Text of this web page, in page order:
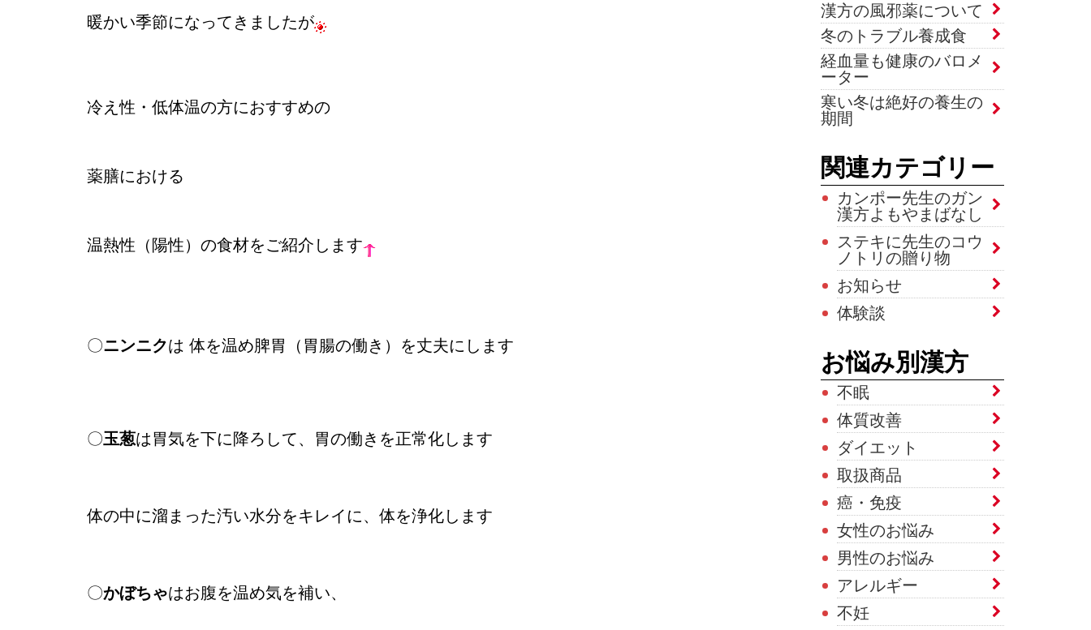
暖かい季節になってきましたが
冷え性・低体温の方におすすめの
薬膳における
温熱性（陽性）の食材をご紹介します
〇ニンニクは 体を温め脾胃（胃腸の働き）を丈夫にします
〇玉葱は胃気を下に降ろして、胃の働きを正常化します
体の中に溜まった汚い水分をキレイに、体を浄化します
〇かぼちゃはお腹を温め気を補い、
漢方の風邪薬について
冬のトラブル養成食
経血量も健康のバロメ
ーター
寒い冬は絶好の養生の
期間
関連カテゴリー
カンポー先生のガン
漢方よもやまばなし
ステキに先生のコウ
ノトリの贈り物
お知らせ
体験談
お悩み別漢方
不眠
体質改善
ダイエット
取扱商品
癌・免疫
女性のお悩み
男性のお悩み
アレルギー
不妊